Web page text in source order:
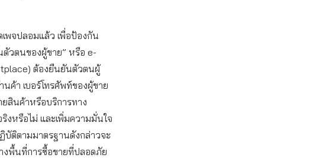
เพจปลอมแล้ว เพื่อป้องกัน
วตนของผู้ขาย” หรือ e-
ต้องยืนยันตัวตนผู้
ค้า เบอร์โทรศัพท์ของผู้ขาย
สินค้าหรือบริการทาง
งหรือไม่ และเพิ่มความมั่นใจ
ติตามมาตรฐานดังกล่าวจะ
งพื้นที่การซื้อขายที่ปลอดภัย